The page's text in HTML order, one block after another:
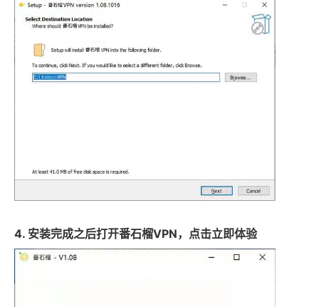
4. 安装完成之后打开番石榴VPN，点击立即体验